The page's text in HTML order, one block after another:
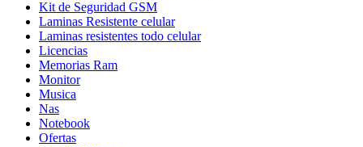
Kit de Seguridad GSM
Laminas Resistente celular
Laminas resistentes todo celular
Licencias
Memorias Ram
Monitor
Musica
Nas
Notebook
Ofertas